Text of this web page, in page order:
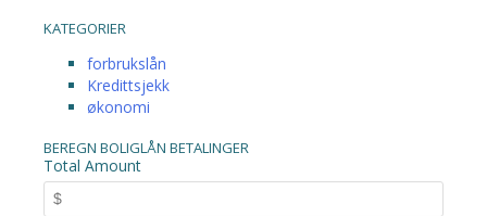
KATEGORIER
forbrukslån
Kredittsjekk
økonomi
BEREGN BOLIGLÅN BETALINGER
Total Amount